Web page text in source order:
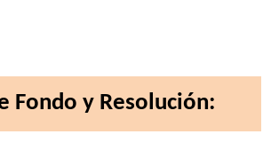
Fondo y Resolución: